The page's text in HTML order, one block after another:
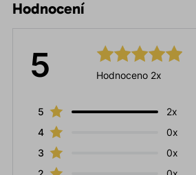
Hodnocení
5 Hodnoceno 2x
5
2x
4
0x
3
0x